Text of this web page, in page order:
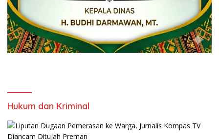
Hukum dan Kriminal